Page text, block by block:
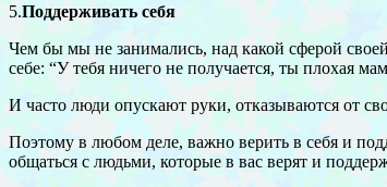
5.Поддерживать себя
Чем бы мы не занимались, над какой сферой
себе: “У тебя ничего не получается, ты плохая
И часто люди опускают руки, отказываются от
Поэтому в любом деле, важно верить в себя и
общаться с людьми, которые в вас верят и